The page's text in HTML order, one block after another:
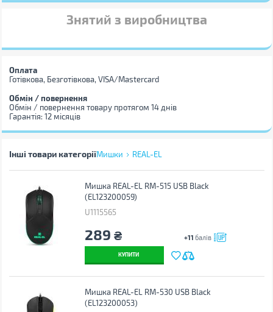
Знятий з виробництва
Оплата
Готівкова, Безготівкова, VISA/Mastercard
Обмін / повернення
Обмін / повернення товару протягом 14 днів
Гарантія: 12 місяців
Інші товари категоріїМишки REAL-EL
Мишка REAL-EL RM-515 USB Black
(EL123200059)
U1115565
289 ₴ +11 балів
КУПИТИ
Мишка REAL-EL RM-530 USB Black
(EL123200053)